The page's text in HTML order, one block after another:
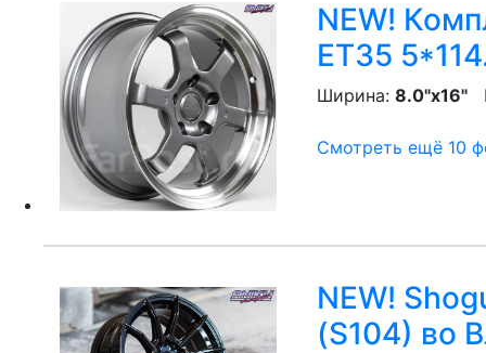
NEW!
ET35
Ширина: 8.0"x16"
Смотреть ещё 10
NEW!
(S104) во